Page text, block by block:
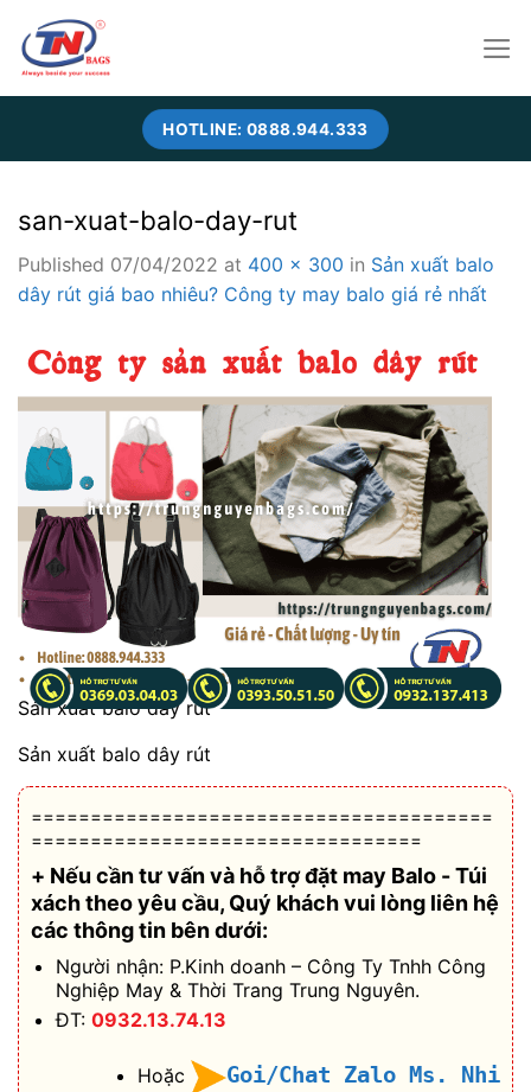
content
HOTLINE: 0888.944.333
san-xuat-balo-day-rut
Published 07/04/2022 at 400 × 300 in Sản xuất balo
dây rút giá bao nhiêu? Công ty may balo giá rẻ nhất
Sản xuất balo dây rút
Sản xuất balo dây rút
=======================================
=================================
+ Nếu cần tư vấn và hỗ trợđặt may Balo - Túi
xách theo yêu cầu, Quý khách vui lòng liên hệ
các thông tin bên dưới:
Người nhận: P.Kinh doanh – Công Ty Tnhh Công
Nghiệp May & Thời Trang Trung Nguyên.
ĐT: 0932.13.74.13
Hoặc
Goi/Chat Zalo Ms. Nhi